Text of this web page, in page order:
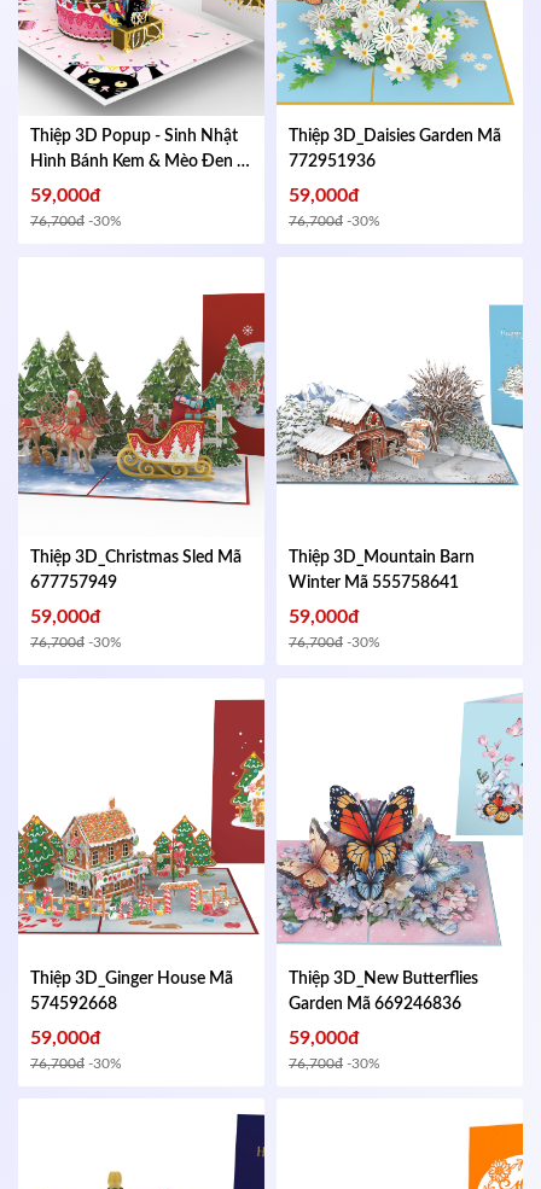
Thiệp 3D Popup - Sinh Nhật
Hình Bánh Kem & Mèo Đen -
HAPPY BIRTHDAY - Kích
thước gập lại 102x152mm
59,000đ
76,700đ -30%
Thiệp 3D_Daisies Garden Mã
772951936
59,000đ
76,700đ -30%
Thiệp 3D_Christmas Sled Mã
677757949
59,000đ
76,700đ -30%
Thiệp 3D_Mountain Barn
Winter Mã 555758641
59,000đ
76,700đ -30%
Thiệp 3D_Ginger House Mã
574592668
59,000đ
76,700đ -30%
Thiệp 3D_New Butterflies
Garden Mã 669246836
59,000đ
76,700đ -30%